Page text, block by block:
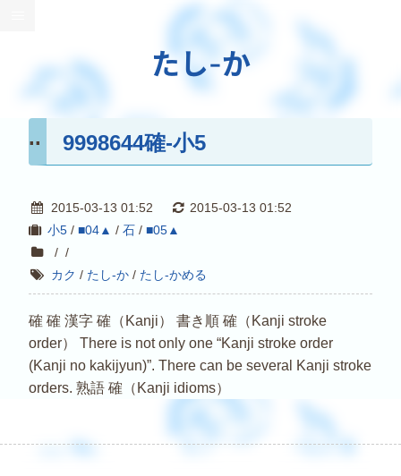
たし-か
9998644確-小5
2015-03-13 01:52
2015-03-13 01:52
小5/ ■04▲ / 石/ ■05▲
/ /
カク / たし-か / たし-かめる
確 確 漢字 確（Kanji） 書き順 確（Kanji stroke
order） There is not only one “Kanji stroke order
(Kanji no kakijyun)”. There can be several Kanji stroke
orders. 熟語 確（Kanji idioms）